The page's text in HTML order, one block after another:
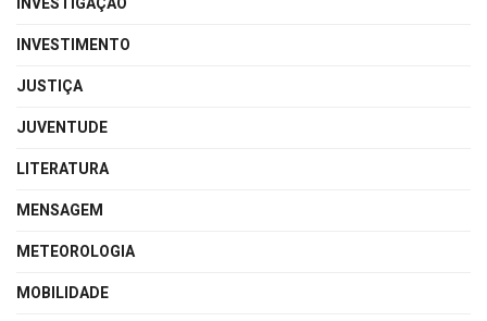
INVESTIMENTO
JUSTIÇA
JUVENTUDE
LITERATURA
MENSAGEM
METEOROLOGIA
MOBILIDADE